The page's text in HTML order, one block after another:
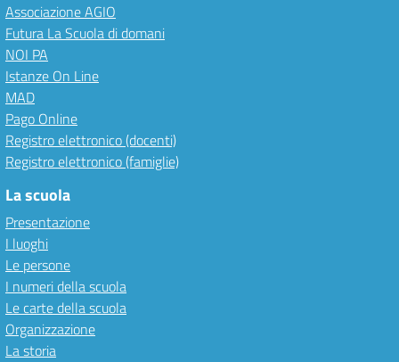
Associazione AGIO
Futura La Scuola di domani
NOI PA
Istanze On Line
MAD
Pago Online
Registro elettronico (docenti)
Registro elettronico (famiglie)
La scuola
Presentazione
I luoghi
Le persone
I numeri della scuola
Le carte della scuola
Organizzazione
La storia